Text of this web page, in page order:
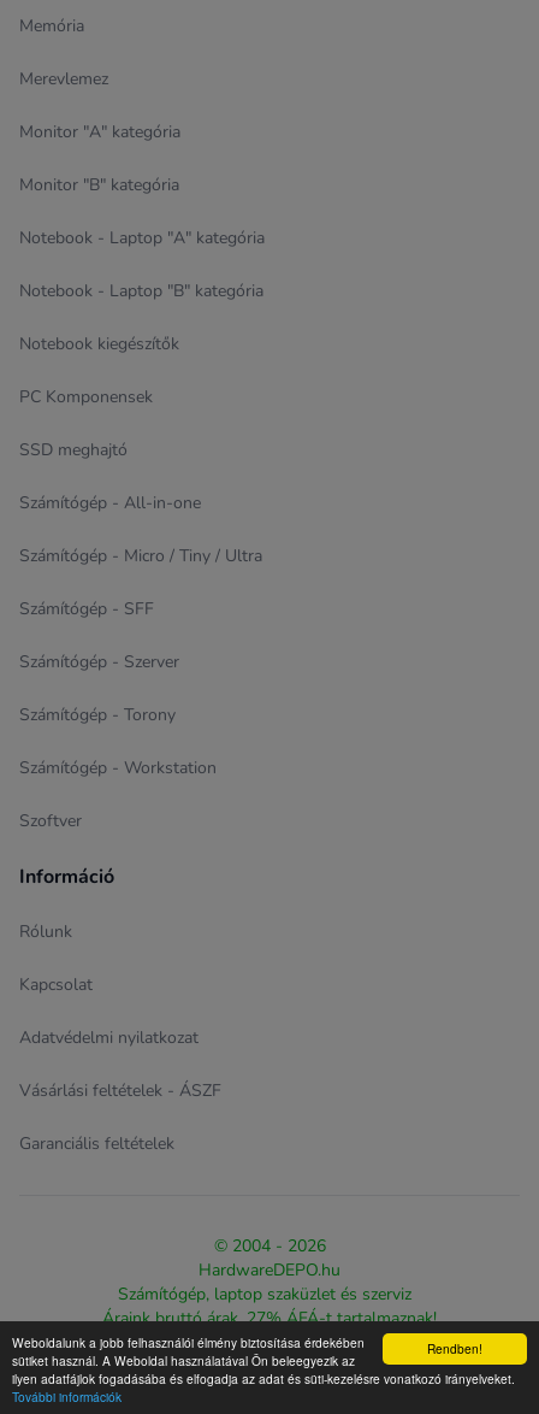
Rendben!
Weboldalunk a jobb felhasználói élmény biztosítása érdekében
sütiket használ. A Weboldal használatával Ön beleegyezik az
ilyen adatfájlok fogadásába és elfogadja az adat és süti-kezelésre vonatkozó irányelveket.
További információk
Memória
Merevlemez
Monitor "A" kategória
Monitor "B" kategória
Notebook - Laptop "A" kategória
Notebook - Laptop "B" kategória
Notebook kiegészítők
PC Komponensek
SSD meghajtó
Számítógép - All-in-one
Számítógép - Micro / Tiny / Ultra
Számítógép - SFF
Számítógép - Szerver
Számítógép - Torony
Számítógép - Workstation
Szoftver
Információ
Rólunk
Kapcsolat
Adatvédelmi nyilatkozat
Vásárlási feltételek - ÁSZF
Garanciális feltételek
© 2004 - 2026
HardwareDEPO.hu
Számítógép, laptop szaküzlet és szerviz
Áraink bruttó árak, 27% ÁFÁ-t tartalmaznak!
Design & eCommerce solution proudly created byThe Web
Warriorz